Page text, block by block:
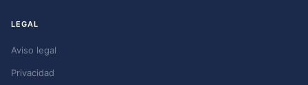
LEGAL
Aviso legal
Privacidad